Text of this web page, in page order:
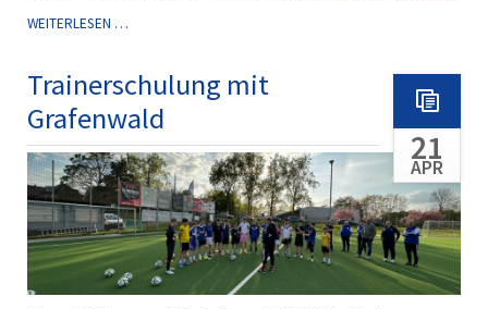
WEITERLESEN …SCHWERES
HORST
Trainerschulung mit
Grafenwald
21
APR